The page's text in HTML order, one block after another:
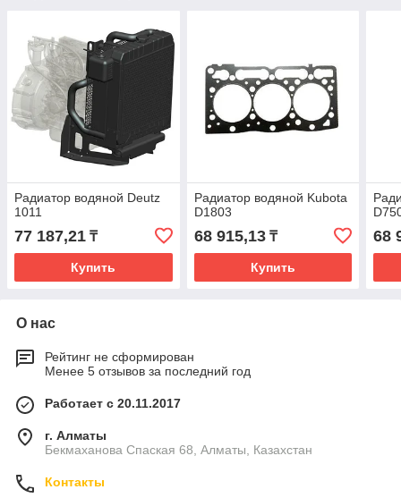
Радиатор водяной Deutz
1011
77 187,21 ₸
Купить
Радиатор водяной Kubota
D1803
68 915,13₸
Купить
68
О нас
Рейтинг не сформирован
Менее 5 отзывов за последний год
Работает с 20.11.2017
г. Алматы
Бекмаханова Спаская 68, Алматы, Казахстан
Контакты